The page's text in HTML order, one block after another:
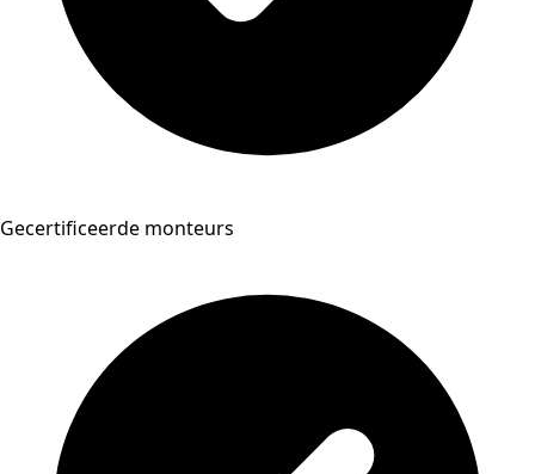
Gecertificeerde monteurs